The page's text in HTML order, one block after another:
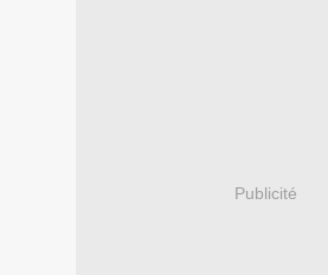
Publicité